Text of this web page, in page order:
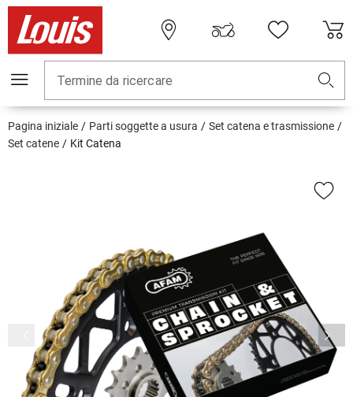
Termine da ricercare
Pagina iniziale Parti soggette a usura
Set catena e trasmissione
Set catene
Kit Catena